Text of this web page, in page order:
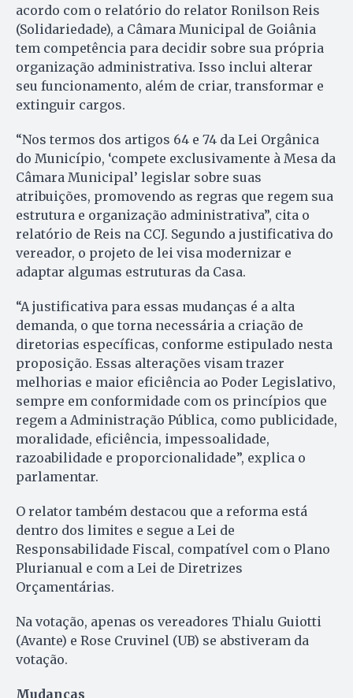
acordo com o relatório do relator Ronilson Reis
(Solidariedade), a Câmara Municipal de Goiânia
tem competência para decidir sobre sua própria
organização administrativa. Isso inclui alterar
seu funcionamento, além de criar, transformar e
extinguir cargos.
“Nos termos dos artigos 64 e 74 da Lei Orgânica
do Município, ‘compete exclusivamente à Mesa da
Câmara Municipal’ legislar sobre suas
atribuições, promovendo as regras que regem sua
estrutura e organização administrativa”, cita o
relatório de Reis na CCJ. Segundo a justificativa do
vereador, o projeto de lei visa modernizar e
adaptar algumas estruturas da Casa.
“A justificativa para essas mudanças é a alta
demanda, o que torna necessária a criação de
diretorias específicas, conforme estipulado nesta
proposição. Essas alterações visam trazer
melhorias e maior eficiência ao Poder Legislativo,
sempre em conformidade com os princípios que
regem a Administração Pública, como publicidade,
moralidade, eficiência, impessoalidade,
razoabilidade e proporcionalidade”, explica o
parlamentar.
O relator também destacou que a reforma está
dentro dos limites e segue a Lei de
Responsabilidade Fiscal, compatível com o Plano
Plurianual e com a Lei de Diretrizes
Orçamentárias.
Na votação, apenas os vereadores Thialu Guiotti
(Avante) e Rose Cruvinel (UB) se abstiveram da
votação.
Mudanças